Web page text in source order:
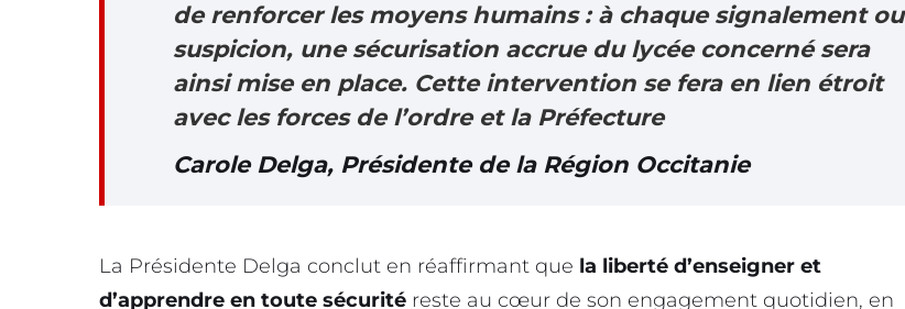
de renforcer les moyens humains : à chaque signalement ou
suspicion, une sécurisation accrue du lycée concerné sera
ainsi mise en place. Cette intervention se fera en lien étroit
avec les forces de l’ordre et la Préfecture
Carole Delga, Présidente de la Région Occitanie
La Présidente Delga conclut en réaffirmant que la liberté d’enseigner et
d’apprendre en toute sécurité reste au cœur de son engagement quotidien, en